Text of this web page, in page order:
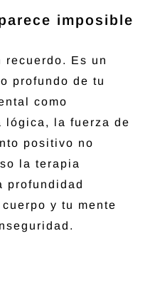
imposible
recuerdo. Es un
profundo de tu
como
lógica, la fuerza de
positivo no
la terapia
profundidad
y tu mente